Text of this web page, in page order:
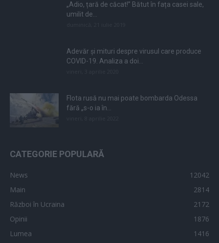
„Adio, țară de căcat!” Bătut în fața casei sale,
umilit de...
Adevăr și mituri despre virusul care produce
COVID-19. Analiza a doi...
Flota rusă nu mai poate bombarda Odessa
fără „s-o ia în...
CATEGORIE POPULARĂ
News
12042
Main
2814
Război în Ucraina
2172
Opinii
1876
Lumea
1416